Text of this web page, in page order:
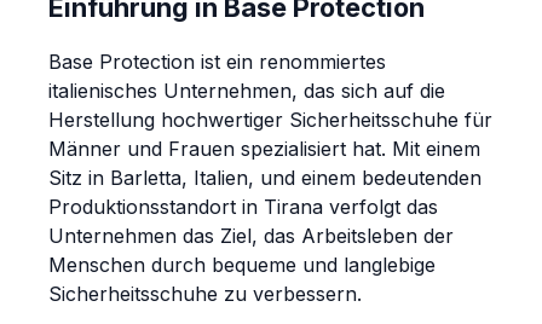
Einführung in Base Protection
Base Protection ist ein renommiertes
italienisches Unternehmen, das sich auf die
Herstellung hochwertiger Sicherheitsschuhe für
Männer und Frauen spezialisiert hat. Mit einem
Sitz in Barletta, Italien, und einem bedeutenden
Produktionsstandort in Tirana verfolgt das
Unternehmen das Ziel, das Arbeitsleben der
Menschen durch bequeme und langlebige
Sicherheitsschuhe zu verbessern.